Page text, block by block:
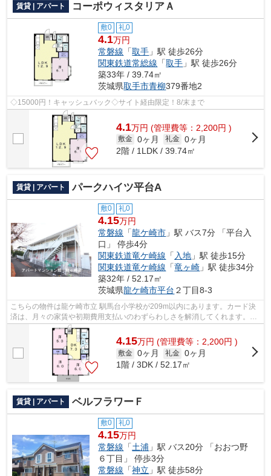
賃貸 | アパート コーポウィスタリアＡ
敷0 礼0
4.1万円
常磐線 「取手 」駅 徒歩26分
関東鉄道常総線 「取手 」駅 徒歩26分
築33年 / 39.74㎡
茨城県取手市青柳379番地2
◇15000円！キャッシュバック◇サイト経由限定！8/末まで
4.1万円 (管理費等：2,200円 )
敷金 0ヶ月 礼金 0ヶ月
2階 / 1LDK / 39.74㎡
賃貸 | アパート パークハイツ平台A
敷0 礼0
4.15万円
常磐線 「龍ケ崎市 」駅 バス7分 「平台入
口」 停歩4分
関東鉄道竜ケ崎線 「 入地 」駅 徒歩15分
関東鉄道竜ケ崎線 「竜ヶ崎 」駅 徒歩34分
築32年 / 52.17㎡
茨城県龍ケ崎市平台 ２丁目8-3
こちらの物件は龍ケ崎市立 馴馬台小学校が209m以内にあります。カード決
済は、月々の家賃や初期費用支払いのわずらわしさを解消してくれます。こ
ちらの物件はアパートです。地域のゴミ...
4.15万円 (管理費等：2,200円 )
敷金 0ヶ月 礼金 0ヶ月
1階 / 3DK / 52.17㎡
賃貸 | アパート ベルフラワーＦ
敷0 礼0
4.15万円
常磐線 「土浦 」駅 バス20分 「おおつ野
６丁目」 停歩3分
常磐線 「神立 」駅 徒歩58分